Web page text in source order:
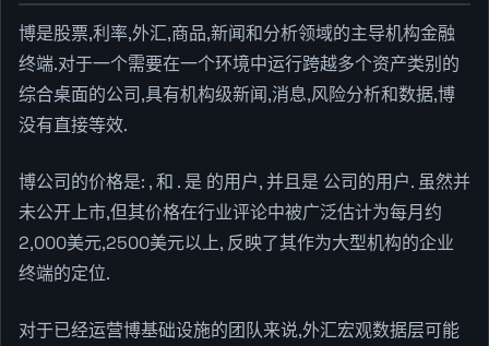
博是股票,利率,外汇,商品,新闻和分析领域的主导机构金融
终端.对于一个需要在一个环境中运行跨越多个资产类别的
综合桌面的公司,具有机构级新闻,消息,风险分析和数据,博
没有直接等效.
博公司的价格是: , 和 . 是 的用户, 并且是 公司的用户. 虽然并
未公开上市,但其价格在行业评论中被广泛估计为每月约
2,000美元,2500美元以上, 反映了其作为大型机构的企业
终端的定位.
对于已经运营博基础设施的团队来说,外汇宏观数据层可能